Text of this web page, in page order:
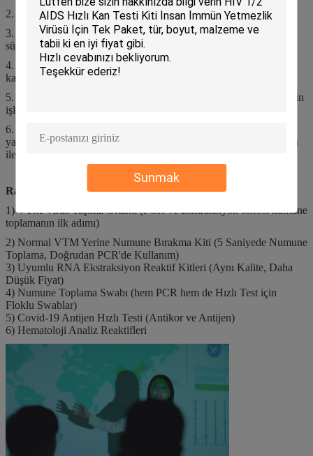
Sunmak
2. Mühürlemeye ve kirliliği önlemeye dikkat edin;
3. Kullanmadan önce talimatları dikkatlice okuyunuz ve geçerlilik
süresini aştığında kullanmayı bırakmalıdır;
4. Ürün donarsa oda sıcaklığında tamamen çözülmeli ve
karıştırıldıktan sonra kullanılmalıdır.
5. Atık sıvı, atık, artık ürünler ve kontamine ambalaj malzemelerinin
işlenmesi, lütfen yerel düzenlemelere uyun;
6. Yemek yenmesi, göz ve cilt ile teması kesinlikle
yasaktır.Gözünüze ve cildinize temas ettiğinde lütfen hemen bol su
ile temizleyiniz ve tıbbi yardım alınız.
Rayto Hematoloji Reaktifleri dışında başka ne üretebiliriz?
1) VTM Virüs Taşıma Ortamı (PCR ve Ekstraksiyon öncesi numune
toplamanın ilk adımı)
2) Normal VTM Yerine Numune Bırakma Kiti (5 Saniyede Numune
Toplama, Doğrudan PCR'de Kullanım)
3) Uyumlu RNA Ekstraksiyon Reaktif Kitleri (Aynı Kalite, Daha
Düşük Fiyat)
4) Numune Toplama Swabı (hem PCR hem de Hızlı Test için
Floklu Swablar)
5) Covid-19 Antijen Hızlı Testi (Antikor ve Antijen)
6) Hematoloji Analiz Reaktifleri